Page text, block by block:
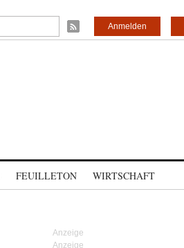
Anmelden
FEUILLETON WIRTSCHAFT